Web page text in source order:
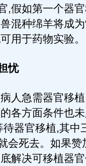
,假如第一个器
混种绵羊将成为
用于药物实验。
忧
急需器官移植
各方面条件也
器官移植,其中
会死去。如果赞
解决可移植器